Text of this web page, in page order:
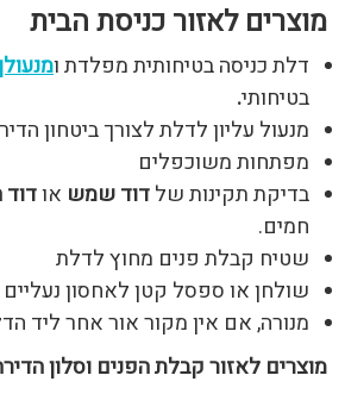
מוצרים לאזור כניסת הבית
דלת כניסה בטיחותית מפלדת ו
בטיחותי.
מנעול עליון לדלת לצורך ביטחון
מפתחות משוכפלים
בדיקת תקינות שלדוד שמש או
חמים.
שטיח קבלת פנים מחוץ לדלת
שולחן או ספסל קטן לאחסון נעליים
מנורה, אם אין מקור אור אחר ליד
מוצרים לאזור קבלת הפנים וסלון